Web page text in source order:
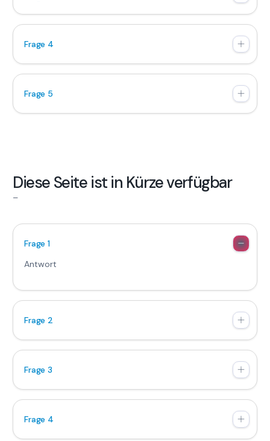
Frage 4
Frage 5
Diese Seite ist in Kürzeverfügbar
–
Frage 1
Antwort
Frage 2
Frage 3
Frage 4